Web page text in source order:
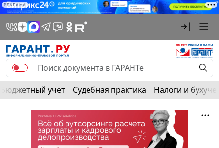
РЕКЛАМА
Бюджетный учет Судебная практика Налоги и